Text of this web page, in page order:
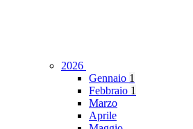
2026
Gennaio 1
Febbraio 1
Marzo
Aprile